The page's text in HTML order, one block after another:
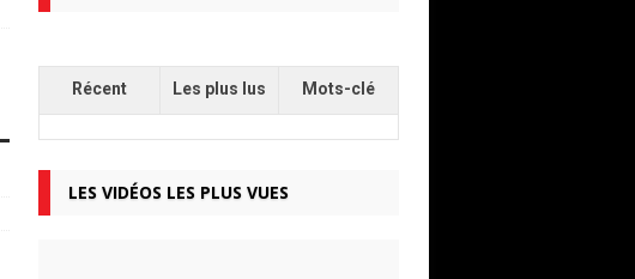
Récent Les plus lus Mots-clé
LES VIDÉOS LES PLUS VUES